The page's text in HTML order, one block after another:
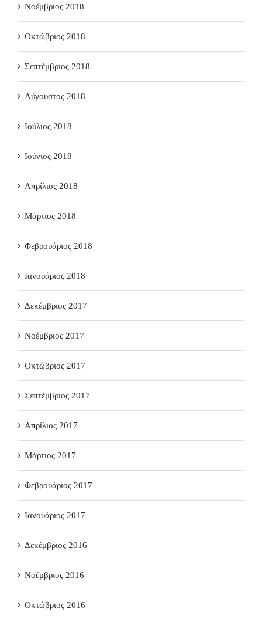
Νοέμβριος 2018
Οκτώβριος 2018
Σεπτέμβριος 2018
Αύγουστος 2018
Ιούλιος 2018
Ιούνιος 2018
Απρίλιος 2018
Μάρτιος 2018
Φεβρουάριος 2018
Ιανουάριος 2018
Δεκέμβριος 2017
Νοέμβριος 2017
Οκτώβριος 2017
Σεπτέμβριος 2017
Απρίλιος 2017
Μάρτιος 2017
Φεβρουάριος 2017
Ιανουάριος 2017
Δεκέμβριος 2016
Νοέμβριος 2016
Οκτώβριος 2016